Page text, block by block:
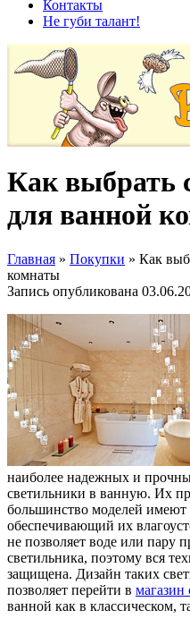
Контакты
Не губи талант!
Как выбрать
для ванной
Главная » Покупки » Как
комнаты
Запись опубликована
наиболее надежных и
светильники в ванную. Их
большинство моделей имеют
обеспечивающий их
не позволяет воде или пару
светильника, поэтому вся
защищена. Дизайн таких
позволяет перейти в магазин
ванной как в классическом,